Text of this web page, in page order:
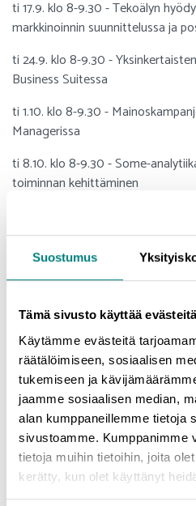
Suostumus
Tämä sivusto käyttää
Käytämme evästeitä
räätälöimiseen, sosiaalisen
tukemiseen ja
jaamme sosiaalisen median,
alan kumppaneillemme tietoja
sivustoamme. Kumppanimme
tietoja muihin tietoihin, joita
kerätty, kun olet käyttänyt
ti 17.9. klo 8-9.30 - Tekoälyn
markkinoinnin suunnittelussa ja
ti 24.9. klo 8-9.30 -
Business Suitessa
ti 1.10. klo 8-9.30 -
Managerissa
ti 8.10. klo 8-9.30 - Some-
toiminnan kehittäminen
ke 9.10. klo 8-9.30 - QA -
yhdessä osallistujien kanssa
ymmärrys sosiaalisen median
markkinointistrategiaa.
käytäntöön ja luoda yritykselle
sisältösuunnitelman sekä
Koulutuksen avulla osallistujat
yksinkertaisia some-mainoksia
rakentaa moniulotteisempia
Managerissa. Lisäksi osallistujat
tärkeimpiä analytiikan lukuja,
kehittää toimintaa.